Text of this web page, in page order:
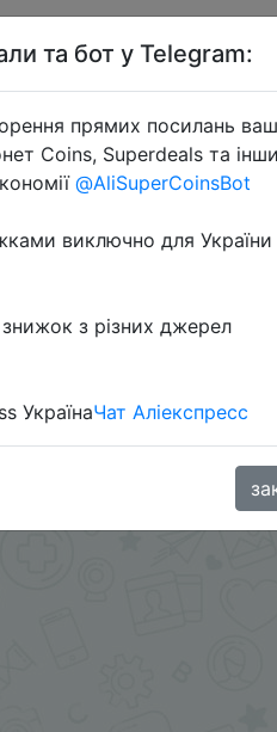
та бот у Telegram:
прямих посилань
Coins, Superdeals та
@AliSuperCoinsBot
виключно для України
з різних джерел
УкраїнаЧат Аліекспресс